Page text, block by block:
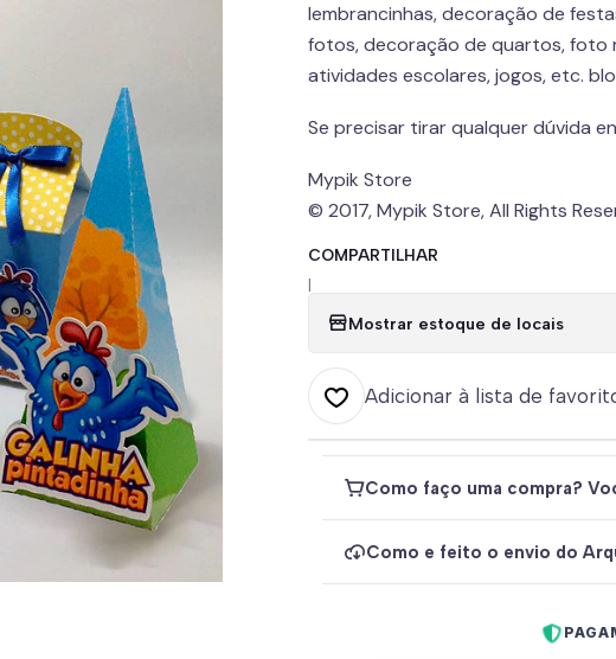
lembrancinhas, decoração de
fotos, decoração de quartos, foto
atividades escolares, jogos, etc.
Se precisar tirar qualquer dúvida
Mypik Store
© 2017, Mypik Store, All Rights
COMPARTILHAR
|
Mostrar estoque de locais
Adicionar à lista de
Como faço uma compra?
Como e feito o envio do